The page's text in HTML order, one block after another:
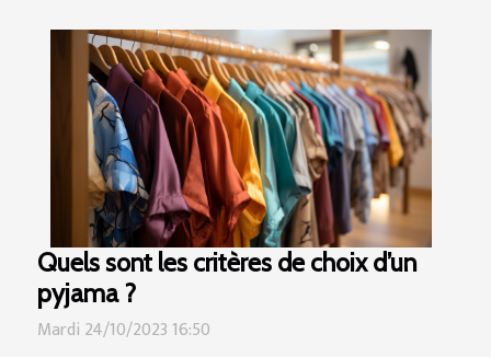
Quels sont les critères de choix d’un
pyjama ?
Mardi 24/10/2023 16:50